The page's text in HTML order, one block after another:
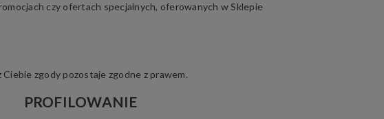
czy ofertach specjalnych, oferowanych w Sklepie
zgody pozostaje zgodne z prawem.
PROFILOWANIE